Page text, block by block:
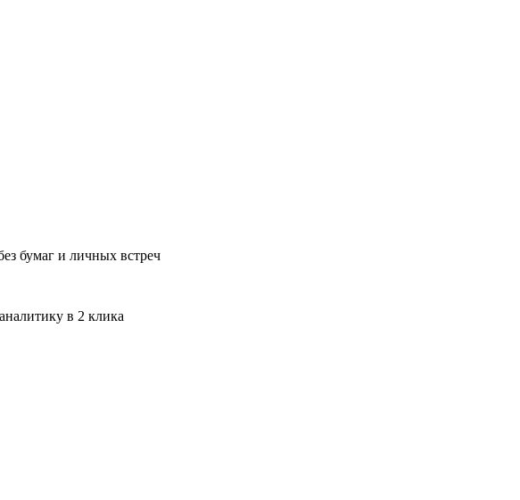
бумаг и личных встреч
в 2 клика